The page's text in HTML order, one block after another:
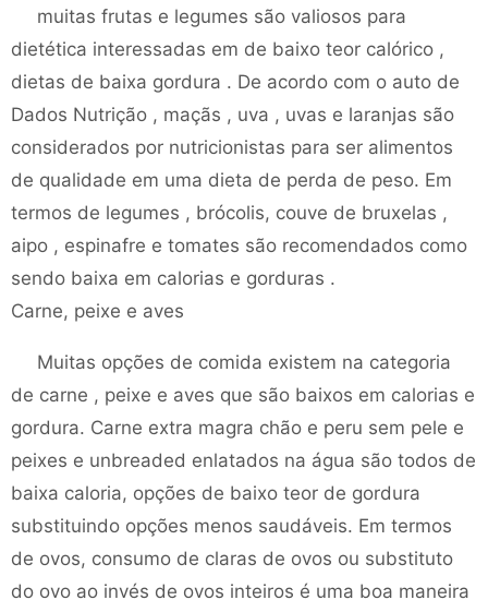
muitas frutas e legumes são valiosos para
dietética interessadas em de baixo teor calórico ,
dietas de baixa gordura . De acordo com o auto de
Dados Nutrição , maçãs , uva , uvas e laranjas são
considerados por nutricionistas para ser alimentos
de qualidade em uma dieta de perda de peso. Em
termos de legumes , brócolis, couve de bruxelas ,
aipo , espinafre e tomates são recomendados como
sendo baixa em calorias e gorduras .
Carne, peixe e aves
Muitas opções de comida existem na categoria
de carne , peixe e aves que são baixos em calorias e
gordura. Carne extra magra chão e peru sem pele e
peixes e unbreaded enlatados na água são todos de
baixa caloria, opções de baixo teor de gordura
substituindo opções menos saudáveis. Em termos
de ovos, consumo de claras de ovos ou substituto
do ovo ao invés de ovos inteiros é uma boa maneira